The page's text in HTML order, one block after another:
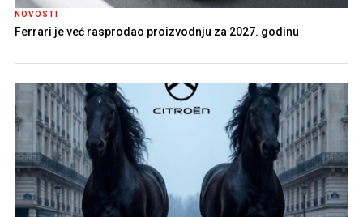
NOVOSTI
Ferrari je već rasprodao proizvodnju za 2027. godinu